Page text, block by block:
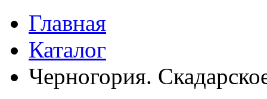
Главная
Каталог
Черногория.